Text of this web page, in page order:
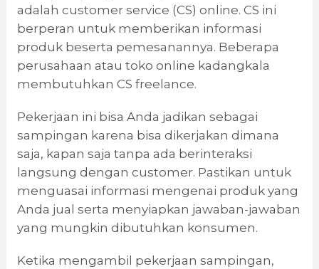
adalah customer service (CS) online. CS ini
berperan untuk memberikan informasi
produk beserta pemesanannya. Beberapa
perusahaan atau toko online kadangkala
membutuhkan CS freelance.
Pekerjaan ini bisa Anda jadikan sebagai
sampingan karena bisa dikerjakan dimana
saja, kapan saja tanpa ada berinteraksi
langsung dengan customer. Pastikan untuk
menguasai informasi mengenai produk yang
Anda jual serta menyiapkan jawaban-jawaban
yang mungkin dibutuhkan konsumen.
Ketika mengambil pekerjaan sampingan,